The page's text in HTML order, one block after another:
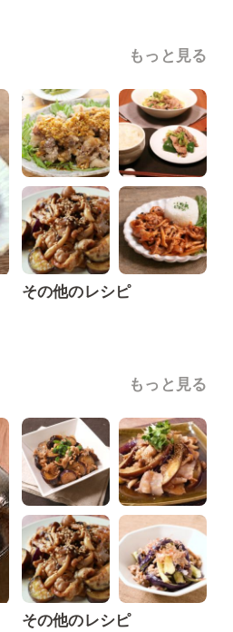
もっと見る
その他のレシピ
もっと見る
その他のレシピ